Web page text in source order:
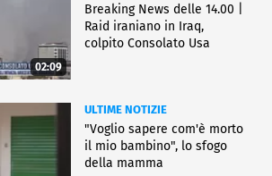
02:09
Breaking News delle 14.00 |
Raid iraniano in Iraq,
colpito Consolato Usa
ULTIME NOTIZIE
"Voglio sapere com'è morto
il mio bambino", lo sfogo
della mamma